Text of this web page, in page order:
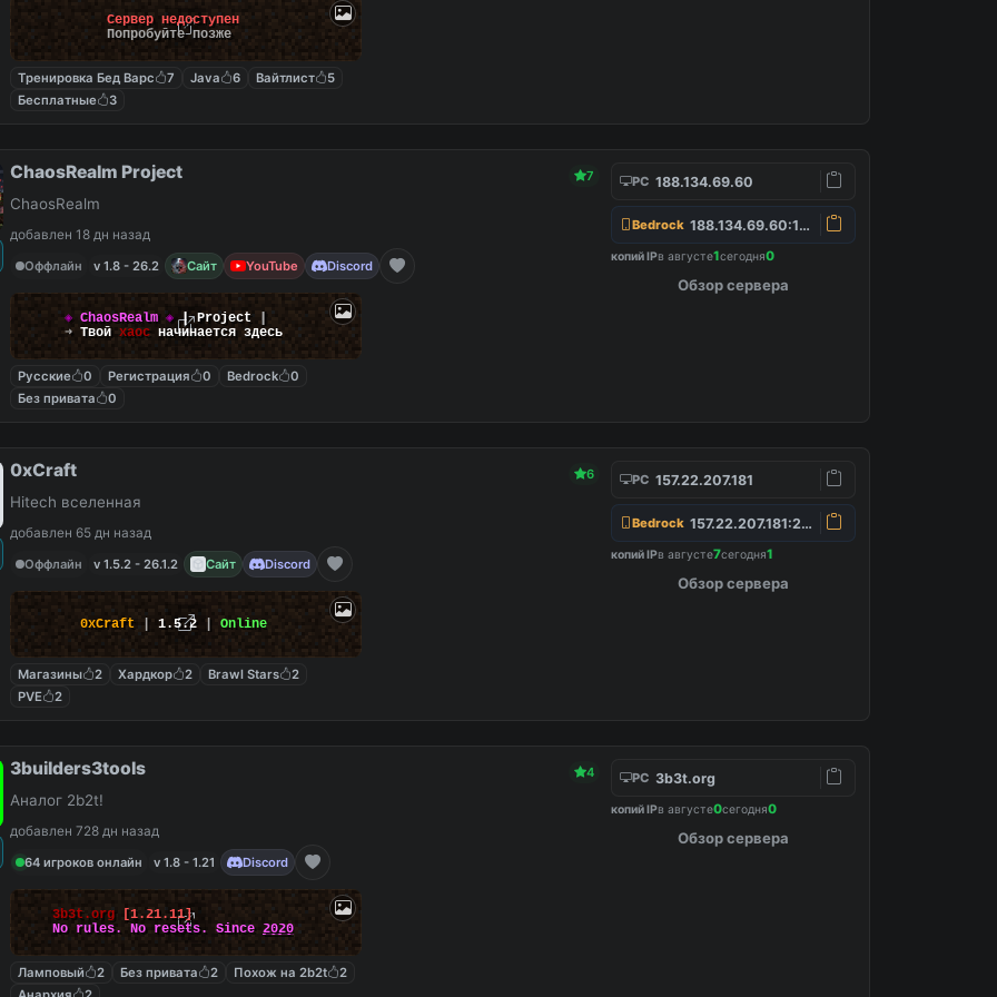
Сервер недоступен
Попробуйте позже
Тренировка Бед Варс 7 Java 6 Вайтлист
5
Бесплатные
3
ChaosRealm Project 7
ChaosRealm
добавлен 18 дн назад
Оффлайн
v 1.8 - 26.2 Сайт YouTube Discord
◈ ChaosRealm ◈┃ Project
➜ Твой хаосначинается здесь
Русские 0 Регистрация 0 Bedrock
0
Без привата
0
PC 188.134.69.60
Bedrock 188.134.69.60:19132
копий IPв августе1сегодня0
Обзор сервера
0xCraft 6
Hitech вселенная
добавлен 65 дн назад
Оффлайн
v 1.5.2 - 26.1.2 Сайт Discord
0xCraft 1.5.2 Online
Магазины 2 Хардкор 2 Brawl Stars
2
PVE
2
PC 157.22.207.181
Bedrock 157.22.207.181:25565
копий IPв августе7сегодня1
Обзор сервера
3builders3tools 4
Аналог 2b2t!
добавлен 728 дн назад
64 игроков онлайн
v 1.8 - 1.21 Discord
3b3t.org
[1.21.11]
No rules. No resets. Since 2020
Ламповый 2 Без привата 2 Похож на 2b2t
2
PC 3b3t.org
копий IPв августе0сегодня0
Обзор сервера